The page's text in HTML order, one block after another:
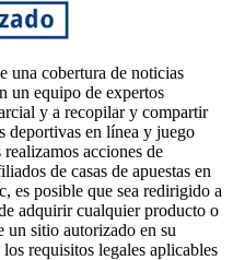
una cobertura de noticias
un equipo de expertos
y a recopilar y compartir
deportivas en línea y juego
acciones de
de casas de apuestas en
es posible que sea redirigido a
adquirir cualquier producto o
un sitio autorizado en su
requisitos legales aplicables